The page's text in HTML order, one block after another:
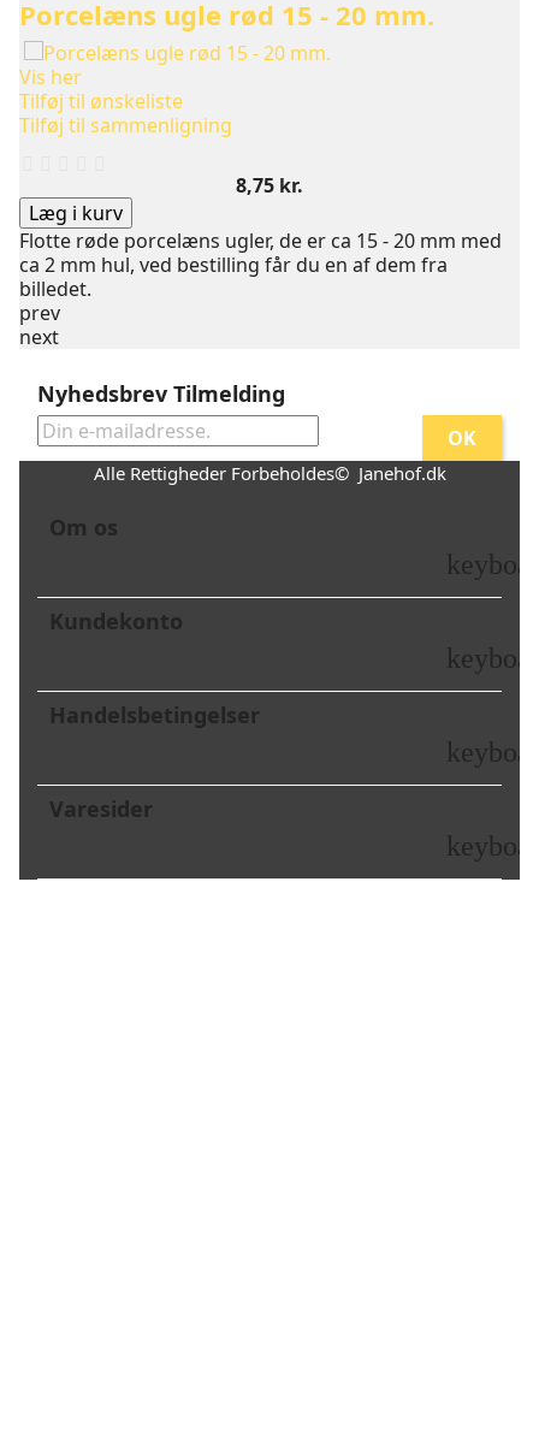
Porcelæns ugle rød 15 - 20 mm.
Vis her
Tilføj til ønskeliste
Tilføj til sammenligning
Pris
8,75 kr.
Læg i kurv
Flotte røde porcelæns ugler, de er ca 15 - 20 mm med
ca 2 mm hul, ved bestilling får du en af dem fra
billedet.
prev
next
Nyhedsbrev Tilmelding
Alle Rettigheder Forbeholdes© Janehof.dk
Om os
Kundekonto
Handelsbetingelser
Varesider